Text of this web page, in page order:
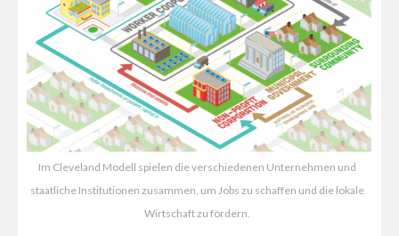
Im Cleveland Modell spielen die verschiedenen Unternehmen und
staatliche Institutionen zusammen, um Jobs zu schaffen und die lokale
Wirtschaft zu fördern.